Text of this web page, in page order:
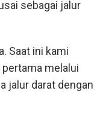
sebagai jalur
Saat ini kami
melalui
jalur darat dengan